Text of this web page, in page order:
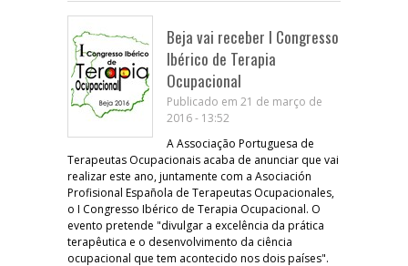
Beja vai receber I Congresso
Ibérico de Terapia
Ocupacional
Publicado em 21 de março de
2016 - 13:52
A Associação Portuguesa de
Terapeutas Ocupacionais acaba de anunciar que vai
realizar este ano, juntamente com a Asociación
Profisional Española de Terapeutas Ocupacionales,
o I Congresso Ibérico de Terapia Ocupacional. O
evento pretende "divulgar a excelência da prática
terapêutica e o desenvolvimento da ciência
ocupacional que tem acontecido nos dois países".